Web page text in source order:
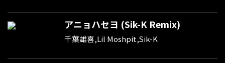
アニョハセヨ (Sik-K Remix)
千葉雄喜,Lil Moshpit,Sik-K